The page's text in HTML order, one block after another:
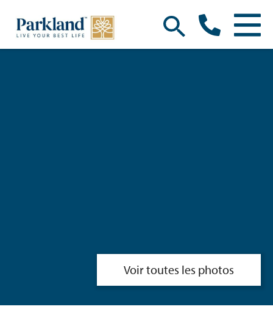
Voir toutes les photos